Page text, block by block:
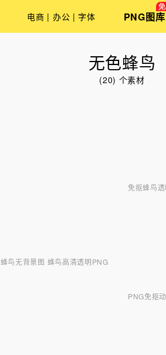
电商 | 办公 | 字体 PNG图库
无色蜂鸟
(20) 个素材
蜂鸟无背景图 蜂鸟高清透明PNG
免抠蜂鸟
PNG免抠